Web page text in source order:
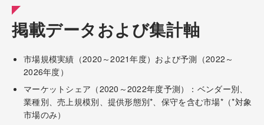
掲載データおよび集計軸
市場規模実績（2020～2021年度）および予測（2022～
2026年度）
マーケットシェア（2020～2022年度予測）：ベンダー別、
業種別、売上規模別、提供形態別*、保守を含む市場*（*対象
市場のみ）